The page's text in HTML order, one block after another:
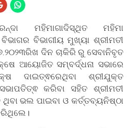
ମହିମାଗାଦିସ୍ଥିତ ମହିମା
ବିଭାଗୀୟ ମୁଖ୍ୟା ଶ୍ରୀମତୀ
ଦିନ ଚାକିରି ରୁ ସେବାନିବୃତ
ଆୟୋଜିତ ସମ୍ବର୍ଦ୍ଧନା ସଭାରେ
ଦାଇତ୍ଵରେଥିବା ଶ୍ରୀଯୁକ୍ତ
କରିବା ସହିତ ଶ୍ରୀମତୀ
ଭଲ ପାଇବା ଓ କର୍ତ୍ତବ୍ୟନିଷ୍ଠା